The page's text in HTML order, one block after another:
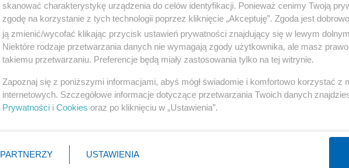
Polityka
Rosja
PiS
Prezydent
NATO
Gospodarka
Biznes
Pieniądze
Inwestycje
Podatki
skanować charakterystykę urządzenia do celów identyfikacji. Ponieważ cenimy Twoją
zgodę na korzystanie z tych technologii poprzez kliknięcie „Akceptuję”. Zgoda jest
ją zmienić/wycofać klikając przycisk ustawień prywatności znajdujący się w lewym
Niektóre rodzaje przetwarzania danych nie wymagają zgody użytkownika, ale masz
takiemu przetwarzaniu. Preferencje będą miały zastosowania tylko na tej witrynie.
Zapoznaj się z poniższymi informacjami, abyś mógł świadomie i komfortowo korzystać z
internetowych. Szczegółowe informacje dotyczące przetwarzania Twoich danych
Prywatności i Cookies oraz po kliknięciu w „Ustawienia”.
PARTNERZY USTAWIENIA